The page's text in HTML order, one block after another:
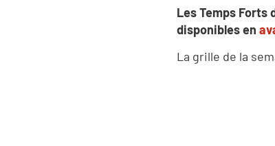
Les Temps Forts
disponibles en
La grille de la